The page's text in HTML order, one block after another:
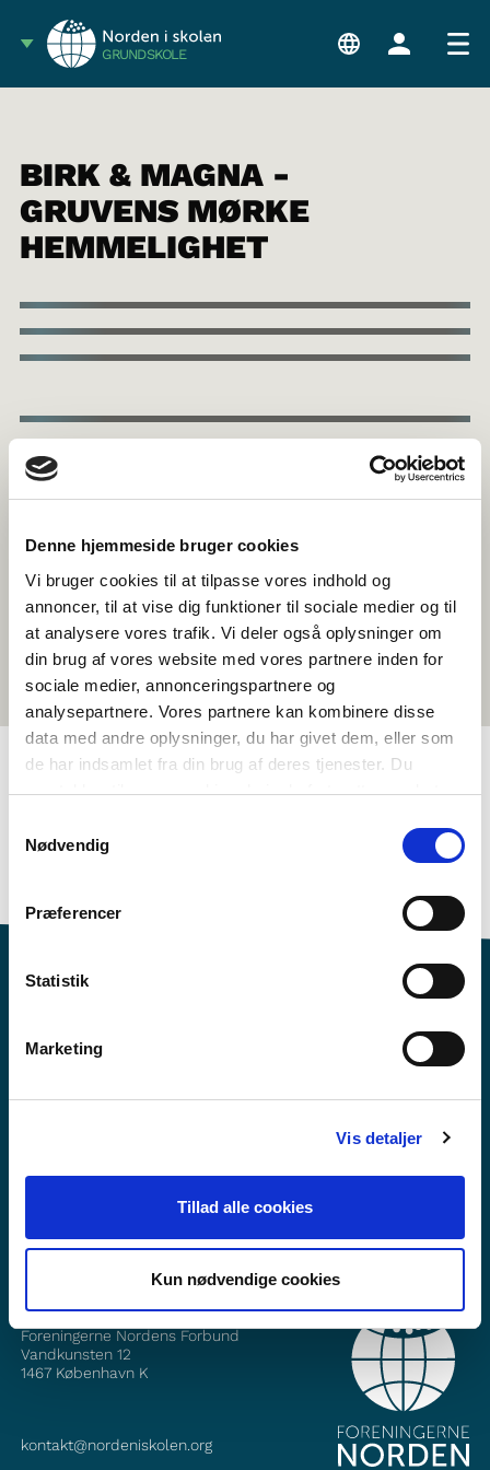
Denne hjemmeside bruger cookies
Vi bruger cookies til at tilpasse vores indhold og
annoncer, til at vise dig funktioner til sociale medier og til
at analysere vores trafik. Vi deler også oplysninger om
din brug af vores website med vores partnere inden for
sociale medier, annonceringspartnere og
analysepartnere. Vores partnere kan kombinere disse
data med andre oplysninger, du har givet dem, eller som
de har indsamlet fra din brug af deres tjenester. Du
samtykker til vores cookies, hvis du fortsætter med at
Nødvendig
Præferencer
Statistik
Marketing
Vis detaljer
Tillad alle cookies
Kun nødvendige cookies
GRUNDSKOLE
TAGS
5.-6. klasse
BIRK & MAGNA -
GRUVENS MØRKE
HEMMELIGHET
Følg os på Instagram
KONTAKT
Foreningerne Nordens Forbund
Vandkunsten 12
1467 København K
kontakt@nordeniskolen.org